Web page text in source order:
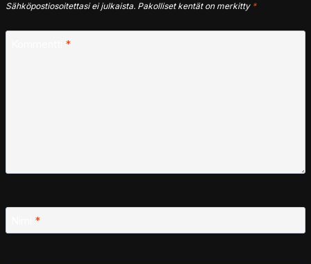
Sähköpostiosoitettasi ei julkaista. Pakolliset kentät on merkitty *
*
*